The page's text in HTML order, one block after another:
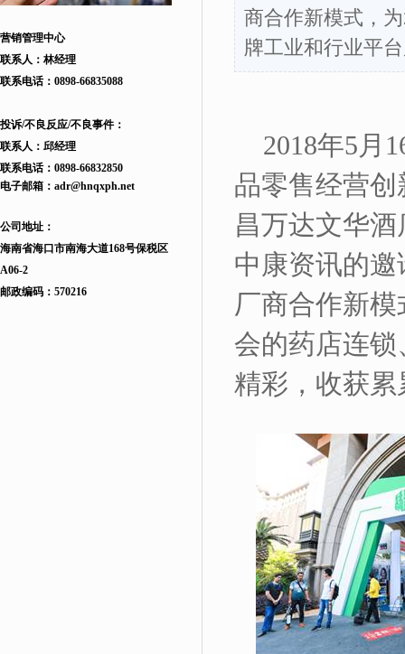
营销管理中心
联系人：林经理
联系电话： 0898-66835088
投诉/不良反应/不良事件：
联系人：邱经理
联系电话： 0898-66832850
电子邮箱： adr@hnqxph.net
公司地址：
海南省海口市南海大道168号保税区
A06-2
邮政编码：570216
商合作新模式，
牌工业和行业平
2018年5月
品零售经营创
昌万达文华
中康资讯的
厂商合作新
会的药店连
精彩，收获累